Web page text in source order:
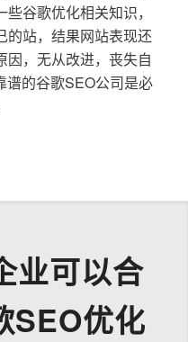
谷歌优化相关知识，
的站，结果网站表现还
因，无从改进，丧失自
谱的谷歌SEO公司是必
业可以合
SEO优化